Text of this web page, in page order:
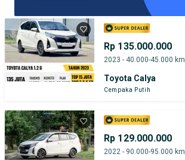
Rp 135.000.000
2023 - 40.000-45.000 km
Toyota Calya
Cempaka Putih
Rp 129.000.000
2022 - 90.000-95.000 km